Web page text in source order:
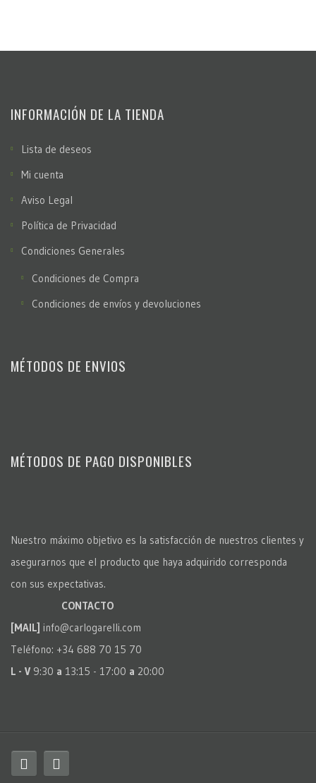
INFORMACIÓN DE LA TIENDA
Lista de deseos
Mi cuenta
Aviso Legal
Política de Privacidad
Condiciones Generales
Condiciones de Compra
Condiciones de envíos y devoluciones
MÉTODOS DE ENVIOS
MÉTODOS DE PAGO DISPONIBLES
Nuestro máximo objetivo es la satisfacción de nuestros clientes y
asegurarnos que el producto que haya adquirido corresponda
con sus expectativas.
CONTACTO
[MAIL] info@carlogarelli.com
Teléfono: +34 688 70 15 70
L - V 9:30 a 13:15 - 17:00 a 20:00